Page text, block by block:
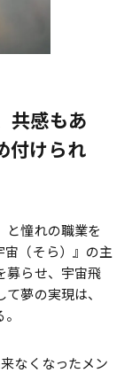
共感もあ
付けられ
と憧れの職業を
宙（そら）』の主
募らせ、宇宙飛
夢の実現は、
なくなったメン